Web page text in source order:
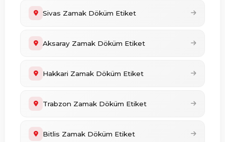
Sivas Zamak Döküm Etiket
Aksaray Zamak Döküm Etiket
Hakkari Zamak Döküm Etiket
Trabzon Zamak Döküm Etiket
Bitlis Zamak Döküm Etiket